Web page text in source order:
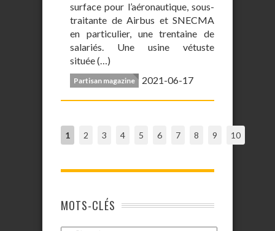
surface pour l’aéronautique, sous-
traitante de Airbus et SNECMA
en particulier, une trentaine de
salariés. Une usine vétuste
située (…)
Partisan magazine 2021-06-17
1 2 3 4 5 6 7 8 9 10
MOTS-CLÉS